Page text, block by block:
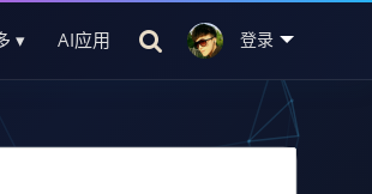
登录
▾ AI应用